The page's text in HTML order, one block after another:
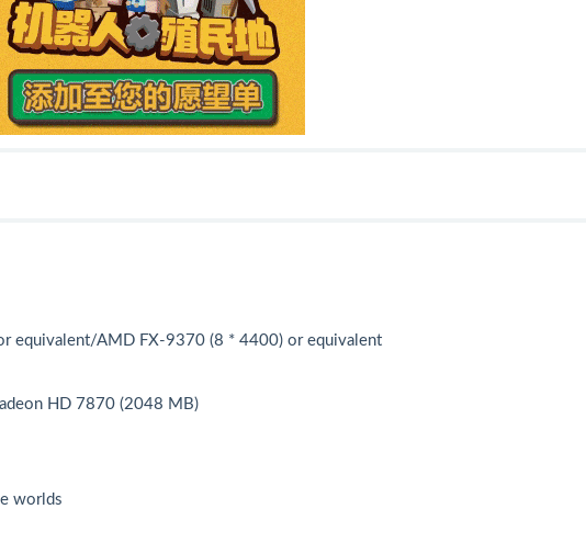
equivalent/AMD FX-9370 (8 * 4400) or equivalent
HD 7870 (2048 MB)
worlds